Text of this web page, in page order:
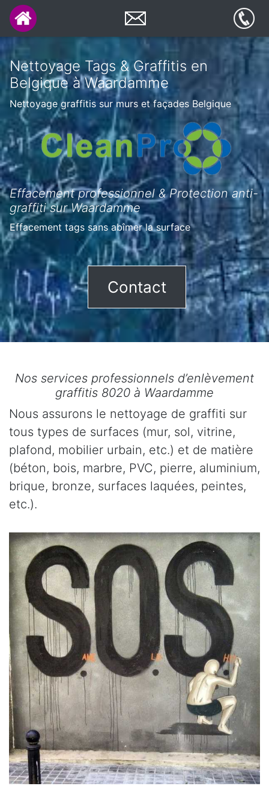
Nettoyage Tags & Graffitis en
Belgique à Waardamme
Nettoyage graffitis sur murs et façades Belgique
Effacement professionnel & Protection anti-
graffiti sur Waardamme
Effacement tags sans abîmer la surface
Contact
Nos services professionnels d’enlèvement
graffitis 8020 à Waardamme
Nous assurons le nettoyage de graffiti sur
tous types de surfaces (mur, sol, vitrine,
plafond, mobilier urbain, etc.) et de matière
(béton, bois, marbre, PVC, pierre, aluminium,
brique, bronze, surfaces laquées, peintes,
etc.).